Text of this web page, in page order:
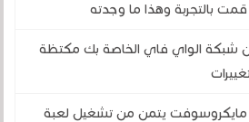
بالتجربة وهذا ما وجدته
شبكة الواي فاي الخاصة بك مكتظة
يتمن من تشغيل لعبة